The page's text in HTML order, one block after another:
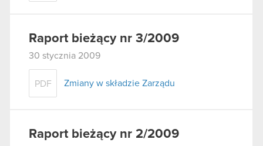
Raport bieżący nr 3/2009
30 stycznia 2009
PDF Zmiany w składzie Zarządu
Raport bieżący nr 2/2009